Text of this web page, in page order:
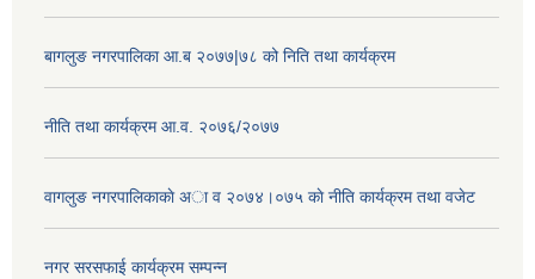
बागलुङ नगरपालिका आ.ब २०७७|७८ को निति तथा कार्यक्रम
नीति तथा कार्यक्रम आ.व. २०७६/२०७७
वागलुङ नगरपालिकाकाे अा‍ व २०७४।०७५ काे नीति कार्यक्रम तथा वजेट
नगर सरसफाई कार्यक्रम सम्पन्न